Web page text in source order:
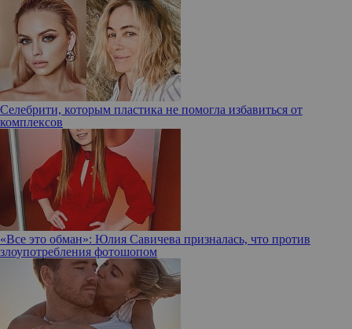
Селебрити, которым пластика не помогла избавиться от
комплексов
«Все это обман»: Юлия Савичева призналась, что против
злоупотребления фотошопом